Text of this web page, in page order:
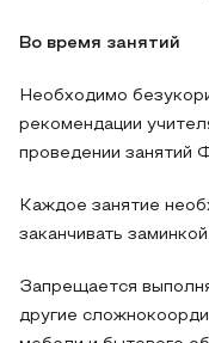
Во время занятий
Необходимо
рекомендации
проведении занятий
Каждое занятие
заканчивать заминкой.
Запрещается
другие